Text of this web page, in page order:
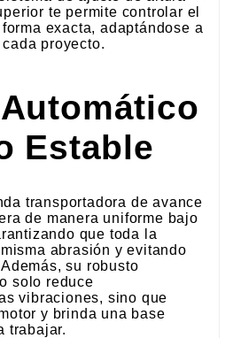
te permite controlar el
exacta, adaptándose a
proyecto.
Estable
transportadora de avance
de manera uniforme bajo
que toda la
abrasión y evitando
su robusto
solo reduce
vibraciones, sino que
y brinda una base
trabajar.